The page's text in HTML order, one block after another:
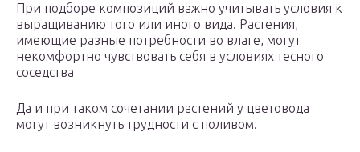
При подборе композиций важно учитывать условия к
выращиванию того или иного вида. Растения,
имеющие разные потребности во влаге, могут
некомфортно чувствовать себя в условиях тесного
соседства
Да и при таком сочетании растений у цветовода
могут возникнуть трудности с поливом.